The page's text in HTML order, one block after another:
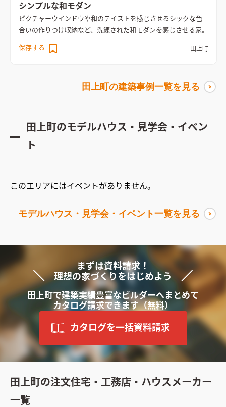
シンプルな和モダン
ピクチャーウインドウや和のテイストを感じさせるシックな色
合いの作りつけ収納など、洗練された和モダンを感じさせる家。
保存する 田上町
田上町の建築事例一覧を見る
田上町 のモデルハウス・見学会・イベン
ト
このエリアにはイベントがありません。
モデルハウス・見学会・イベント一覧を見る
まずは資料請求！
理想の家づくりをはじめよう
田上町で建築実績豊富な ビルダーへまとめて
カタログ請求できます（無料）
カタログを一括資料請求
田上町の注文住宅・工務店・ハウスメーカー
一覧